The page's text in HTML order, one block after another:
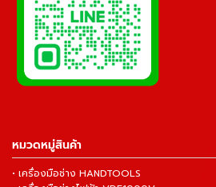
หมวดหมู่สินค้า
• เครื่องมือช่าง HANDTOOLS